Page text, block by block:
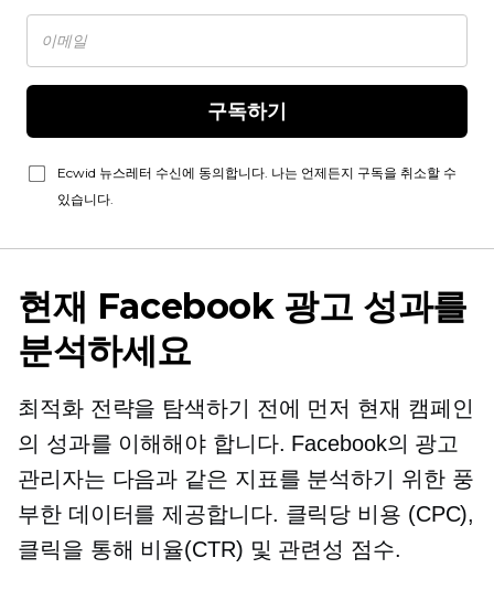
구독하기
Ecwid 뉴스레터 수신에 동의합니다. 나는 언제든지 구독을 취소할 수
있습니다.
현재 Facebook 광고 성과를
분석하세요
최적화 전략을 탐색하기 전에 먼저 현재 캠페인
의 성과를 이해해야 합니다. Facebook의 광고
관리자는 다음과 같은 지표를 분석하기 위한 풍
부한 데이터를 제공합니다. 클릭당 비용 (CPC),
클릭을 통해 비율(CTR) 및 관련성 점수.